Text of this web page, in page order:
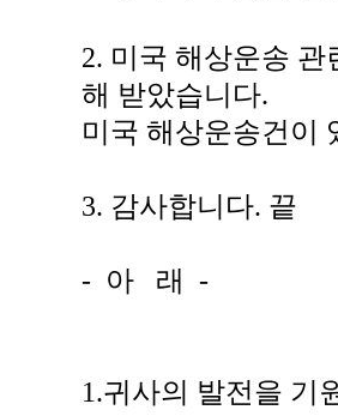
2. 미국 해상운송
해 받았습니다.
미국 해상운송건이
3. 감사합니다. 끝
- 아 래 -
1.귀사의 발전을 기